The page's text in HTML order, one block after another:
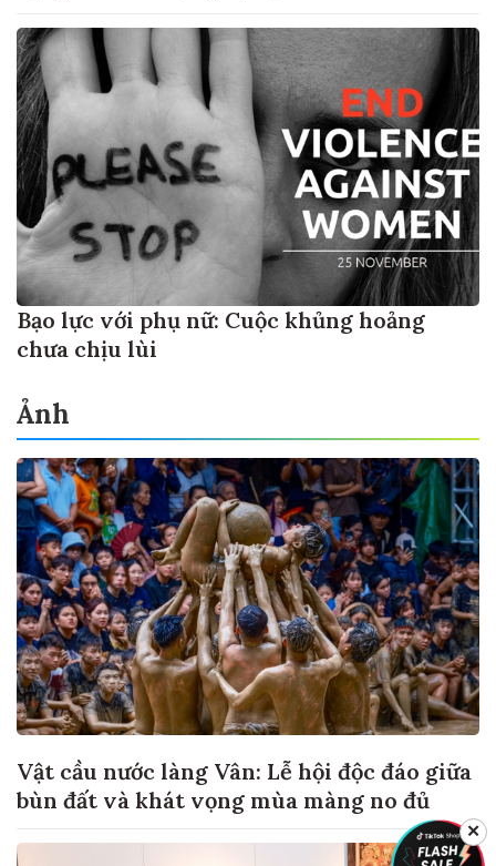
Bạo lực với phụ nữ: Cuộc khủng hoảng
chưa chịu lùi
Ảnh
Vật cầu nước làng Vân: Lễ hội độc đáo giữa
bùn đất và khát vọng mùa màng no đủ
✕